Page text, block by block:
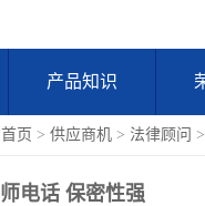
产品知识
首页 > 供应商机 > 法律顾问
电话 保密性强